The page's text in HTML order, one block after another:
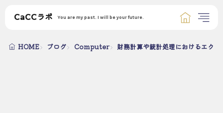
CaCCラボ You are my past. I will be your future.
HOME ブログ Computer 財務計算や統計処理におけるエクセ